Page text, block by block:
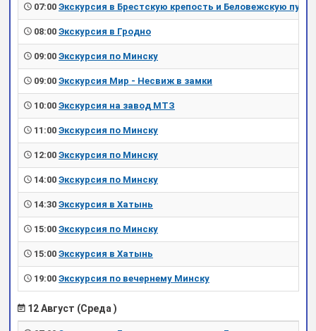
07:00 Экскурсия в Брестскую крепость и Беловежскую пущу
08:00 Экскурсия в Гродно
09:00 Экскурсия по Минску
09:00 Экскурсия Мир - Несвиж в замки
10:00 Экскурсия на завод МТЗ
11:00 Экскурсия по Минску
12:00 Экскурсия по Минску
14:00 Экскурсия по Минску
14:30 Экскурсия в Хатынь
15:00 Экскурсия по Минску
15:00 Экскурсия в Хатынь
19:00 Экскурсия по вечернему Минску
12 Август (Среда )